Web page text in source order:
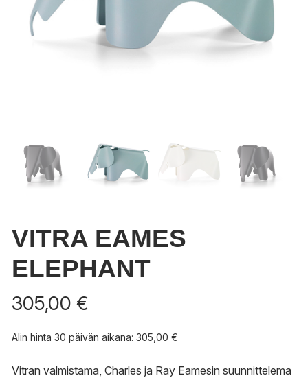
VITRA EAMES
ELEPHANT
305,00 €
Alin hinta 30 päivän aikana: 305,00 €
Vitran valmistama, Charles ja Ray Eamesin suunnittelema